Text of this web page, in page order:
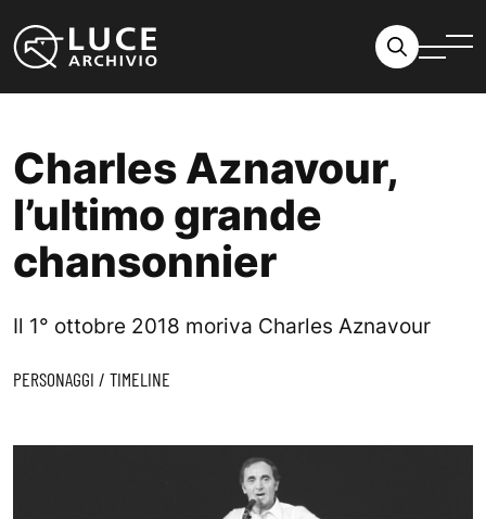
Charles Aznavour,
l’ultimo grande
chansonnier
Il 1° ottobre 2018 moriva Charles Aznavour
PERSONAGGI / TIMELINE